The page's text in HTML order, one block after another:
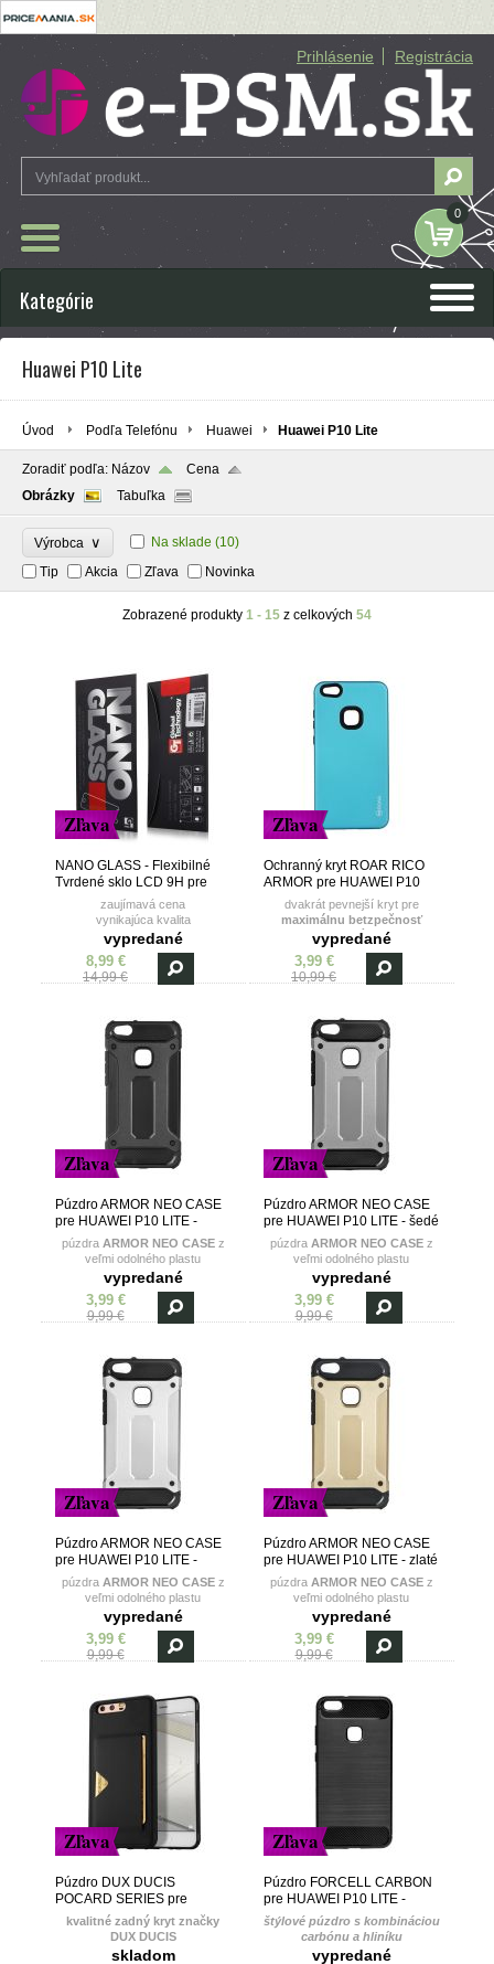
Prihlásenie Registrácia
0
Kategórie
Huawei P10 Lite
Úvod Podľa Telefónu Huawei Huawei P10 Lite
Zoradiť podľa: Názov
Cena
Obrázky
Tabuľka
Výrobca ∨ Na sklade (10)
Tip
Akcia Zľava Novinka
Zobrazené produkty 1 - 15 z celkových 54
Zľava
NANO GLASS - Flexibilné
Tvrdené sklo LCD 9H pre
HUAWEI P10 LITE
zaujímavá cena
vynikajúca kvalita
vypredané
8,99 €
14,99 €
Zľava
Ochranný kryt ROAR RICO
ARMOR pre HUAWEI P10
LITE - tyrkysový
dvakrát pevnejší kryt pre
maximálnu betzpečnosť
smartfónu
vypredané
3,99 €
10,99 €
Zľava
Púzdro ARMOR NEO CASE
pre HUAWEI P10 LITE -
čierne
púzdra ARMOR NEO CASEz
veľmi odolného plastu
vypredané
3,99 €
9,99 €
Zľava
Púzdro ARMOR NEO CASE
pre HUAWEI P10 LITE - šedé
púzdra ARMOR NEO CASEz
veľmi odolného plastu
vypredané
3,99 €
9,99 €
Zľava
Púzdro ARMOR NEO CASE
pre HUAWEI P10 LITE -
strieborné
púzdra ARMOR NEO CASEz
veľmi odolného plastu
vypredané
3,99 €
9,99 €
Zľava
Púzdro ARMOR NEO CASE
pre HUAWEI P10 LITE - zlaté
púzdra ARMOR NEO CASEz
veľmi odolného plastu
vypredané
3,99 €
9,99 €
Zľava
Púzdro DUX DUCIS
POCARD SERIES pre
HUAWEI P10 LITE - čierne
kvalitné zadný kryt značky
DUX DUCIS
skladom
Zľava
Púzdro FORCELL CARBON
pre HUAWEI P10 LITE -
čierne
štýlové púzdro s kombináciou
carbónu a hliníku
vypredané